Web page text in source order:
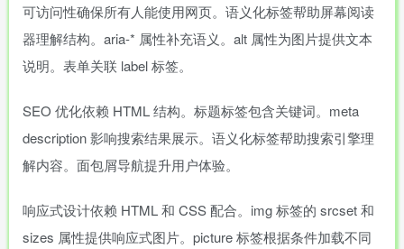
可访问性确保所有人能使用网页。语义化标签帮助屏幕阅读
器理解结构。aria-* 属性补充语义。alt 属性为图片提供文本
说明。表单关联 label 标签。
SEO 优化依赖 HTML 结构。标题标签包含关键词。meta
description 影响搜索结果展示。语义化标签帮助搜索引擎理
解内容。面包屑导航提升用户体验。
响应式设计依赖 HTML 和 CSS 配合。img 标签的 srcset 和
sizes 属性提供响应式图片。picture 标签根据条件加载不同